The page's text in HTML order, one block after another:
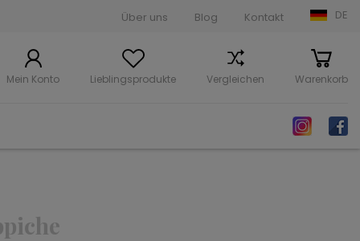
Über uns Blog Kontakt DE
Mein Konto Lieblingsprodukte Vergleichen Warenkorb